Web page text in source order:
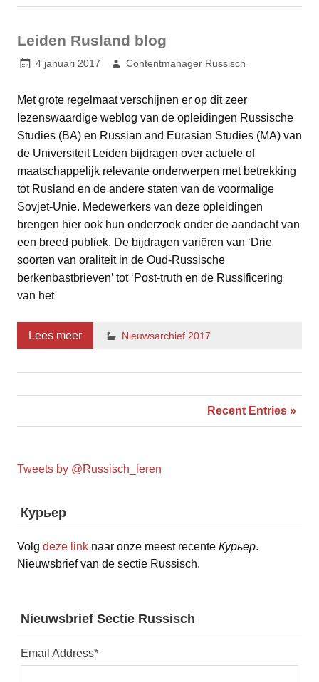
Leiden Rusland blog
4 januari 2017 Contentmanager Russisch
Met grote regelmaat verschijnen er op dit zeer
lezenswaardige weblog van de opleidingen Russische
Studies (BA) en Russian and Eurasian Studies (MA) van
de Universiteit Leiden bijdragen over actuele of
maatschappelijk relevante onderwerpen met betrekking
tot Rusland en de andere staten van de voormalige
Sovjet-Unie. Medewerkers van deze opleidingen
brengen hier ook hun onderzoek onder de aandacht van
een breed publiek. De bijdragen variëren van ‘Drie
soorten van oraliteit in de Oud-Russische
berkenbastbrieven’ tot ‘Post-truth en de Russificering
van het
Lees meer Nieuwsarchief 2017
Recent Entries »
Tweets by @Russisch_leren
Курьер
Volg deze link naar onze meest recente Курьер.
Nieuwsbrief van de sectie Russisch.
Nieuwsbrief Sectie Russisch
Email Address*